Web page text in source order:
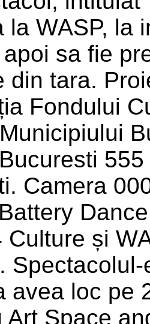
la WASP, la
sa fie
din tara.
Fondului
Camera
Culture și
avea loc pe
Space